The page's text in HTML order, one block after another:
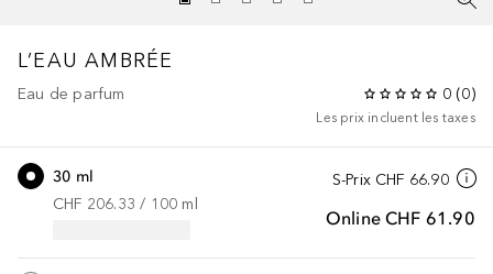
L’EAU AMBRÉE
Eau de parfum 0 (0)
Les prix incluent les taxes
S-Prix CHF 66.90
Online CHF 61.90
30 ml
CHF 206.33 / 100 ml